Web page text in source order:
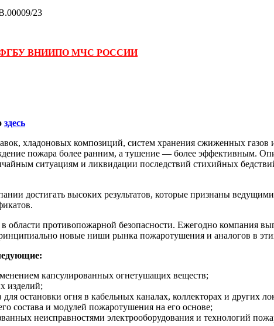
23
ФГБУ ВНИИПО МЧС РОССИИ
здесь
хладоновых композиций, систем хранения сжиженных газов
пожара более ранним, а тушение — более эффективным.
ситуациям и ликвидации последствий стихийных
достигать высоких результатов, которые признаны
противопожарной безопасности. Ежегодно компания
новые ниши рынка пожаротушения и аналогов в
капсулированных огнетушащих веществ;
изделий;
остановки огня в кабельных каналах, коллекторах и других
состава и модулей пожаротушения на его основе;
неисправностями электрооборудования и технологий